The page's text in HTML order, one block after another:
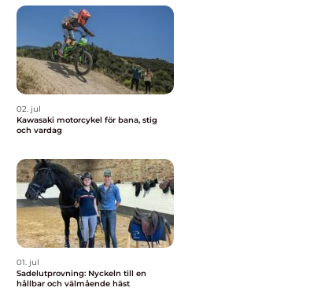
02. jul
Kawasaki motorcykel för bana, stig
och vardag
01. jul
Sadelutprovning: Nyckeln till en
hållbar och välmående häst